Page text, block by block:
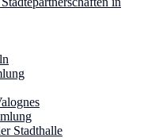
Stadthalle